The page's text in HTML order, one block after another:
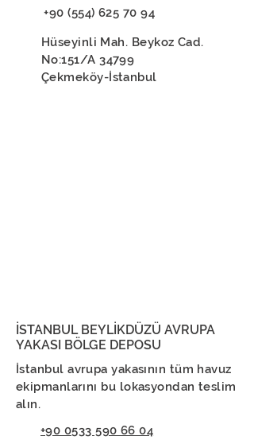
+90 (554) 625 70 94
Hüseyinli Mah. Beykoz Cad.
No:151/A 34799
Çekmeköy-İstanbul
İSTANBUL BEYLİKDÜZÜ AVRUPA
YAKASI BÖLGE DEPOSU
İstanbul avrupa yakasının tüm havuz
ekipmanlarını bu lokasyondan teslim
alın.
+90 0533 590 66 04